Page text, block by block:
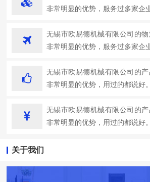
非常明显的优势，服务过多家企业
无锡市欧易德机械有限公司的
非常明显的优势，服务过多家企业
无锡市欧易德机械有限公司的
非常明显的优势，用过的都说好。
无锡市欧易德机械有限公司的
非常明显的优势，用过的都说好。
关于我们